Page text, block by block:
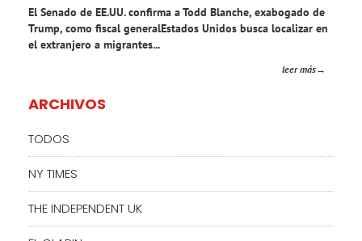
El Senado de EE.UU. confirma a Todd Blanche, exabogado de
Trump, como fiscal generalEstados Unidos busca localizar en
el extranjero a migrantes...
leer más
ARCHIVOS
TODOS
NY TIMES
THE INDEPENDENT UK